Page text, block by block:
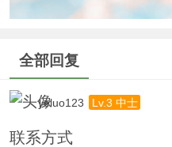
全部回复
yeluo123 Lv.3 中士
联系方式